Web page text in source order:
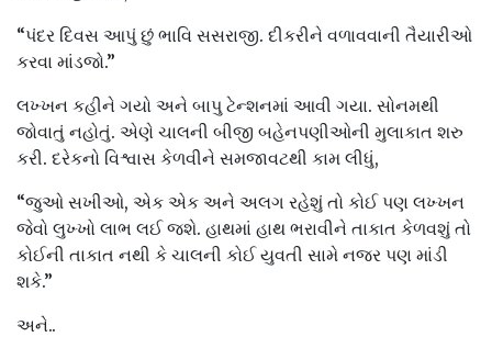
“પંદર દિવસ આપું છું ભાવિ સસરાજી. દીકરીને વળાવવાની તૈયારીઓ
કરવા માંડજો.”
લખ્ખન કહીને ગયો અને બાપુ ટેન્શનમાં આવી ગયા. સોનમથી
જોવાતું નહોતું. એણે ચાલની બીજી બહેનપણીઓની મુલાકાત શરુ
કરી. દરેકનો વિશ્વાસ કેળવીને સમજાવટથી કામ લીધું,
“જુઓ સખીઓ, એક એક અને અલગ રહેશું તો કોઈ પણ લખ્ખન
જેવો લુખ્ખો લાભ લઈ જશે. હાથમાં હાથ ભરાવીને તાકાત કેળવશું તો
કોઈની તાકાત નથી કે ચાલની કોઈ યુવતી સામે નજર પણ માંડી
શકે.”
અને..